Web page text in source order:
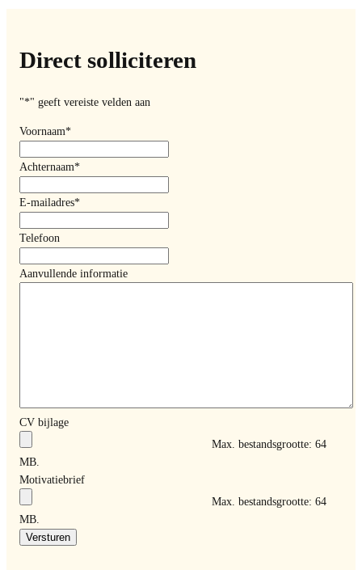
Direct solliciteren
"*" geeft vereiste velden aan
Voornaam*
Achternaam*
E-mailadres*
Telefoon
Aanvullende informatie
CV bijlage
Max. bestandsgrootte: 64
MB.
Motivatiebrief
Max. bestandsgrootte: 64
MB.
Versturen